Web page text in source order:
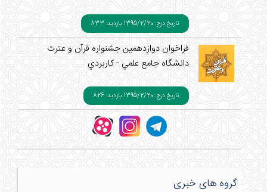
تاریخ درج: 1395/2/20 بازدید: 833
فراخوان دوازدهمين جشنواره قرآن و عترت
دانشگاه جامع علمي - کاربردي
تاریخ درج: 1395/2/20 بازدید: 826
گروه های خبری